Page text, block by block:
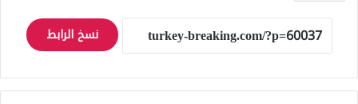
نسخ الرابط